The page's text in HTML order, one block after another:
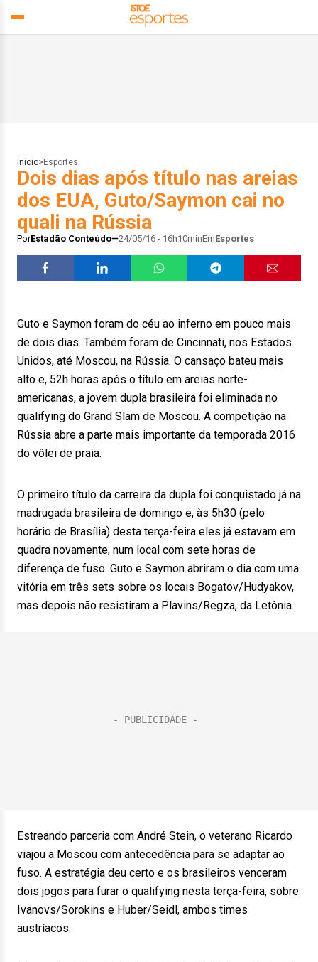
Início> Esportes
Dois dias após título nas areias
dos EUA, Guto/Saymon cai no
quali na Rússia
PorEstadão Conteúdo 24/05/16 - 16h10minEmEsportes
Guto e Saymon foram do céu ao inferno em pouco mais
de dois dias. Também foram de Cincinnati, nos Estados
Unidos, até Moscou, na Rússia. O cansaço bateu mais
alto e, 52h horas após o título em areias norte-
americanas, a jovem dupla brasileira foi eliminada no
qualifying do Grand Slam de Moscou. A competição na
Rússia abre a parte mais importante da temporada 2016
do vôlei de praia.
O primeiro título da carreira da dupla foi conquistado já na
madrugada brasileira de domingo e, às 5h30 (pelo
horário de Brasília) desta terça-feira eles já estavam em
quadra novamente, num local com sete horas de
diferença de fuso. Guto e Saymon abriram o dia com uma
vitória em três sets sobre os locais Bogatov/Hudyakov,
mas depois não resistiram a Plavins/Regza, da Letônia.
Estreando parceria com André Stein, o veterano Ricardo
viajou a Moscou com antecedência para se adaptar ao
fuso. A estratégia deu certo e os brasileiros venceram
dois jogos para furar o qualifying nesta terça-feira, sobre
Ivanovs/Sorokins e Huber/Seidl, ambos times
austríacos.